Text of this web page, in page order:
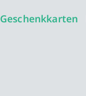
Geschenkkarten